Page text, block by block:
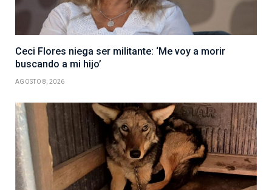
Ceci Flores niega ser militante: ‘Me voy a morir
buscando a mi hijo’
AGOSTO 8, 2026